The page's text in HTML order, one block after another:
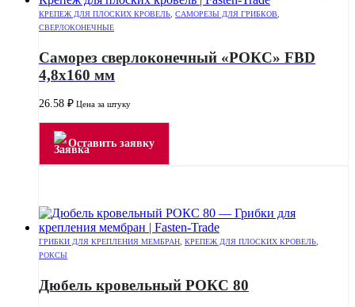
КРЕПЕЖ ДЛЯ ПЛОСКИХ КРОВЕЛЬ САМОРЕЗЫ ДЛЯ ГРИБКОВ
СВЕРЛОКОНЕЧНЫЕ
Саморез сверлоконечный «РОКС» FBD
4,8х160 мм
26.58 ₽ Цена за штуку
Оставить заявку
ГРИБКИ ДЛЯ КРЕПЛЕНИЯ МЕМБРАН, КРЕПЕЖ ДЛЯ ПЛОСКИХ КРОВЕЛЬ,
РОКСЫ
Дюбель кровельный РОКС 80